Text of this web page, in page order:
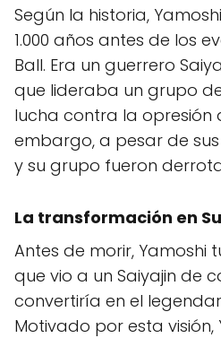
Según la historia,
1.000 años antes de los
Ball. Era un guerrero
que lideraba un grupo
lucha contra la opresión
embargo, a pesar de sus
y su grupo fueron
La transformación en
Antes de morir, Yamoshi
que vio a un Saiyajin de
convertiría en el
Motivado por esta visión,